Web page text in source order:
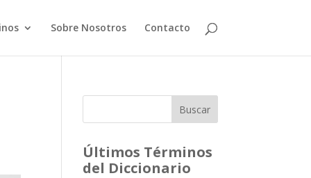
Sobre Nosotros Contacto
Buscar
Últimos Términos
del Diccionario